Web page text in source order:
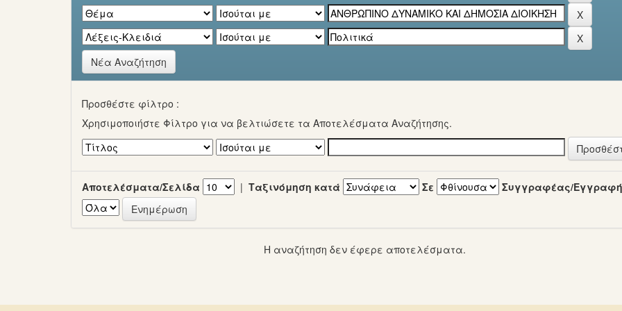
Νέα Αναζήτηση
Προσθέστε φίλτρο :
Χρησιμοποιήστε Φίλτρο για να βελτιώσετε τα Αποτελέσματα Αναζήτησης.
Αποτελέσματα/Σελίδα | Ταξινόμηση κατά Σε Συγγραφέας/Εγγραφή
Η αναζήτηση δεν έφερε αποτελέσματα.